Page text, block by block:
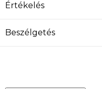
Értékelés
Beszélgetés